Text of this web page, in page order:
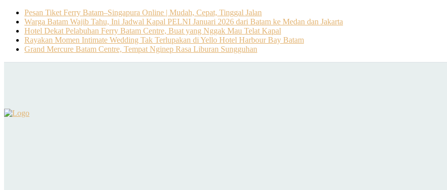
Pesan Tiket Ferry Batam–Singapura Online | Mudah, Cepat, Tinggal Jalan
Warga Batam Wajib Tahu, Ini Jadwal Kapal PELNI Januari 2026 dari Batam ke Medan dan Jakarta
Hotel Dekat Pelabuhan Ferry Batam Centre, Buat yang Nggak Mau Telat Kapal
Rayakan Momen Intimate Wedding Tak Terlupakan di Yello Hotel Harbour Bay Batam
Grand Mercure Batam Centre, Tempat Nginep Rasa Liburan Sungguhan